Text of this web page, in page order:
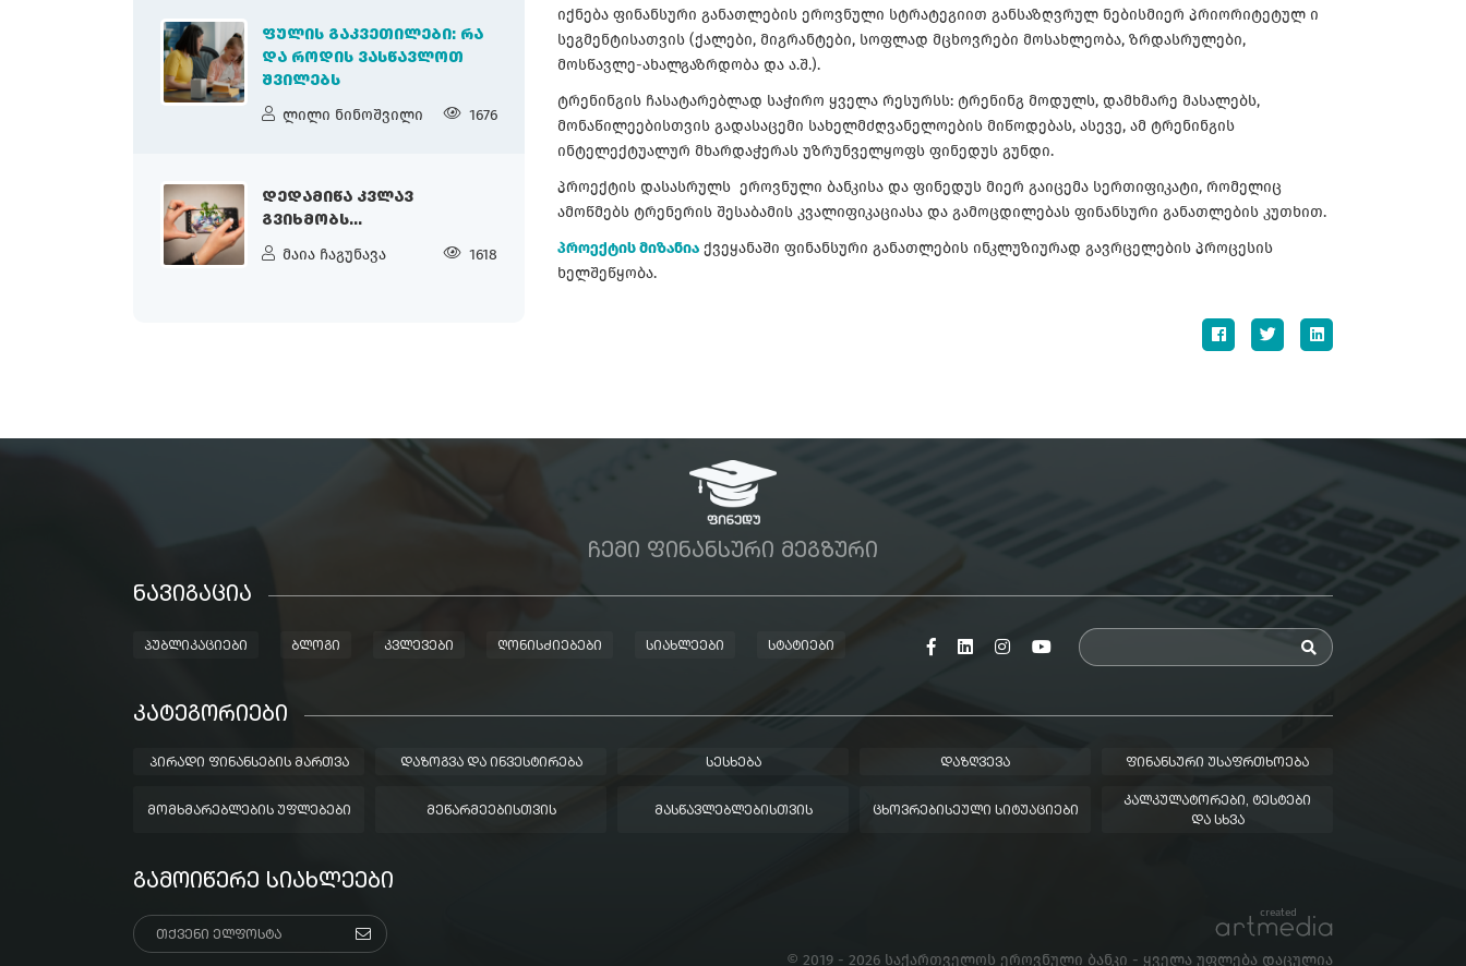
ᲤᲣᲚᲘᲡ ᲒᲐᲙᲕᲔᲗᲘᲚᲔᲑᲘ: ᲠᲐ
ᲓᲐ ᲠᲝᲓᲘᲡ ᲕᲐᲡᲬᲐᲕᲚᲝᲗ
ᲨᲕᲘᲚᲔᲑᲡ
ლილი ნინოშვილი 1676
ᲓᲔᲓᲐᲛᲘᲬᲐ ᲙᲕᲚᲐᲕ
ᲒᲕᲘᲮᲛᲝᲑᲡ...
მაია ჩაგუნავა 1618
იქნება ფინანსური განათლების ეროვნული სტრატეგიით განსაზღვრულ ნებისმიერ პრიორიტეტულ ი
სეგმენტისათვის (ქალები, მიგრანტები, სოფლად მცხოვრები მოსახლეობა, ზრდასრულები,
მოსწავლე-ახალგაზრდობა და ა.შ.).
ტრენინგის ჩასატარებლად საჭირო ყველა რესურსს: ტრენინგ მოდულს, დამხმარე მასალებს,
მონაწილეებისთვის გადასაცემი სახელმძღვანელოების მიწოდებას, ასევე, ამ ტრენინგის
ინტელექტუალურ მხარდაჭერას უზრუნველყოფს ფინედუს გუნდი.
პროექტის დასასრულს ეროვნული ბანკისა და ფინედუს მიერ გაიცემა სერთიფიკატი, რომელიც
ამოწმებს ტრენერის შესაბამის კვალიფიკაციასა და გამოცდილებას ფინანსური განათლების კუთხით.
პროექტის მიზანია ქვეყანაში ფინანსური განათლების ინკლუზიურად გავრცელების პროცესის
ხელშეწყობა.
ᲩᲔᲛᲘ ᲤᲘᲜᲐᲜᲡᲣᲠᲘ ᲛᲔᲒᲖᲣᲠᲘ
ᲜᲐᲕᲘᲒᲐᲪᲘᲐ
ᲞᲣᲑᲚᲘᲙᲐᲪᲘᲔᲑᲘ ᲑᲚᲝᲒᲘ ᲙᲕᲚᲔᲕᲔᲑᲘ ᲦᲝᲜᲘᲡᲫᲘᲔᲑᲔᲑᲘ ᲡᲘᲐᲮᲚᲔᲔᲑᲘ ᲡᲢᲐᲢᲘᲔᲑᲘ
ᲙᲐᲢᲔᲒᲝᲠᲘᲔᲑᲘ
ᲞᲘᲠᲐᲓᲘ ᲤᲘᲜᲐᲜᲡᲔᲑᲘᲡ ᲛᲐᲠᲗᲕᲐ ᲓᲐᲖᲝᲒᲕᲐ ᲓᲐ ᲘᲜᲕᲔᲡᲢᲘᲠᲔᲑᲐ ᲡᲔᲡᲮᲔᲑᲐ ᲓᲐᲖᲦᲕᲔᲕᲐ ᲤᲘᲜᲐᲜᲡᲣᲠᲘ ᲣᲡᲐᲤᲠᲗᲮᲝᲔᲑᲐ
ᲛᲝᲛᲮᲛᲐᲠᲔᲑᲚᲔᲑᲘᲡ ᲣᲤᲚᲔᲑᲔᲑᲘ ᲛᲔᲬᲐᲠᲛᲔᲔᲑᲘᲡᲗᲕᲘᲡ ᲛᲐᲡᲬᲐᲕᲚᲔᲑᲚᲔᲑᲘᲡᲗᲕᲘᲡ ᲪᲮᲝᲕᲠᲔᲑᲘᲡᲔᲣᲚᲘ ᲡᲘᲢᲣᲐᲪᲘᲔᲑᲘ
ᲙᲐᲚᲙᲣᲚᲐᲢᲝᲠᲔᲑᲘ, ᲢᲔᲡᲢᲔᲑᲘ
ᲓᲐ ᲡᲮᲕᲐ
ᲒᲐᲛᲝᲘᲬᲔᲠᲔ ᲡᲘᲐᲮᲚᲔᲔᲑᲘ
created
© 2019 - 2026 საქართველოს ეროვნული ბანკი - ყველა უფლება დაცულია